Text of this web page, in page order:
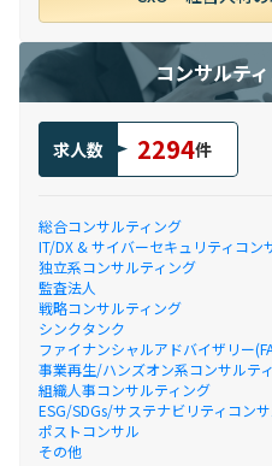
コンサルテ
求人数 2294件
総合コンサルティング
IT/DX & サイバーセキュリティコン
独立系コンサルティング
監査法人
戦略コンサルティング
シンクタンク
ファイナンシャルアドバイザリー
事業再生/ハンズオン系コンサルテ
組織人事コンサルティング
ESG/SDGs/サステナビリティコン
ポストコンサル
その他